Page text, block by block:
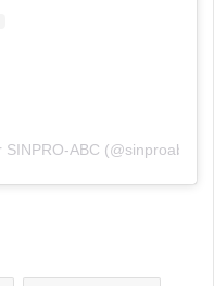
ABC (@sinproabc)